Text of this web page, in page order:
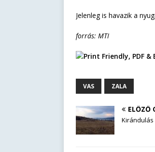
Jelenleg is havazik a
forrás: MTI
VAS ZALA
ELŐZŐ